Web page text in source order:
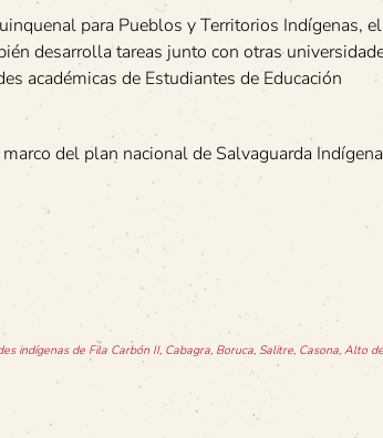
para Pueblos y Territorios Indígenas,
desarrolla tareas junto con otras
académicas de Estudiantes de Educación
del plan nacional de Salvaguarda
indígenas de Fila Carbón II, Cabagra, Boruca, Salitre, Casona, Alto